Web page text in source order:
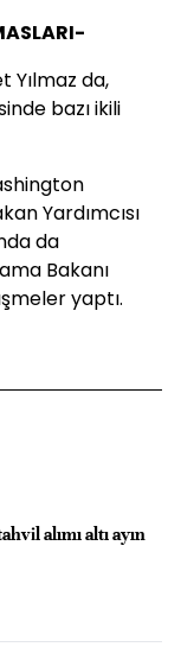
Yılmaz da,
bazı ikili
Yardımcısı
da
Bakanı
yaptı.
alımı altı ayın